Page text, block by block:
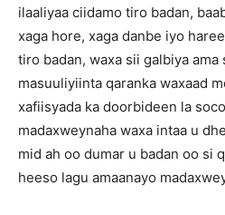
ilaaliyaa ciidamo tiro badan,
xaga hore, xaga danbe iyo
tiro badan, waxa sii galbiya ama
masuuliyiinta qaranka waxaad
xafiisyada ka doorbideen la
madaxweynaha waxa intaa u
mid ah oo dumar u badan oo si
heeso lagu amaanayo